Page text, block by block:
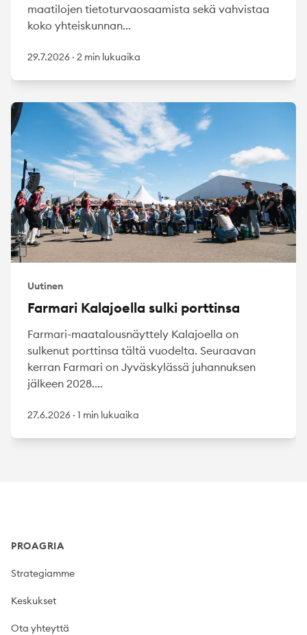
maatilojen tietoturvaosaamista sekä vahvistaa
koko yhteiskunnan...
29.7.2026 · 2 min lukuaika
Uutinen
Farmari Kalajoella sulki porttinsa
Farmari-maatalousnäyttely Kalajoella on
sulkenut porttinsa tältä vuodelta. Seuraavan
kerran Farmari on Jyväskylässä juhannuksen
jälkeen 2028....
27.6.2026 · 1 min lukuaika
PROAGRIA
Strategiamme
Keskukset
Ota yhteyttä